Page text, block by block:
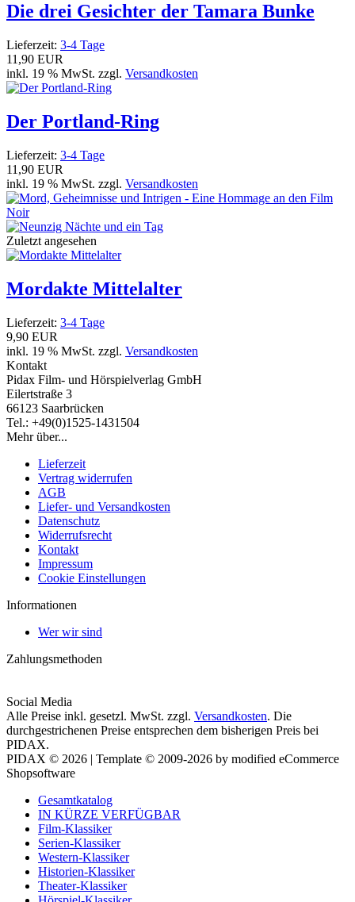
Die drei Gesichter der Tamara Bunke
Lieferzeit: 3-4 Tage
11,90 EUR
inkl. 19 % MwSt. zzgl. Versandkosten
Der Portland-Ring
Lieferzeit: 3-4 Tage
11,90 EUR
inkl. 19 % MwSt. zzgl. Versandkosten
Zuletzt angesehen
Mordakte Mittelalter
Lieferzeit: 3-4 Tage
9,90 EUR
inkl. 19 % MwSt. zzgl. Versandkosten
Kontakt
Pidax Film- und Hörspielverlag GmbH
Eilertstraße 3
66123 Saarbrücken
Tel.: +49(0)1525-1431504
Mehr über...
Lieferzeit
Vertrag widerrufen
AGB
Liefer- und Versandkosten
Datenschutz
Widerrufsrecht
Kontakt
Impressum
Cookie Einstellungen
Informationen
Wer wir sind
Zahlungsmethoden
Social Media
Alle Preise inkl. gesetzl. MwSt. zzgl. Versandkosten. Die
durchgestrichenen Preise entsprechen dem bisherigen Preis bei
PIDAX.
PIDAX © 2026 | Template © 2009-2026 by modified eCommerce
Shopsoftware
Gesamtkatalog
IN KÜRZE VERFÜGBAR
Film-Klassiker
Serien-Klassiker
Western-Klassiker
Historien-Klassiker
Theater-Klassiker